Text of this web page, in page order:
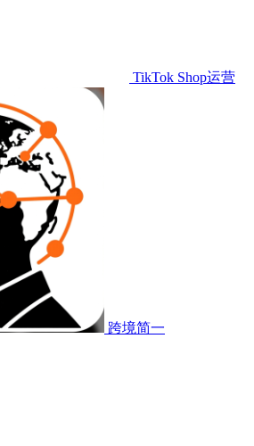
TikTok Shop运营
跨境简一